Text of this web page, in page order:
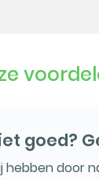
goed?
hebben door